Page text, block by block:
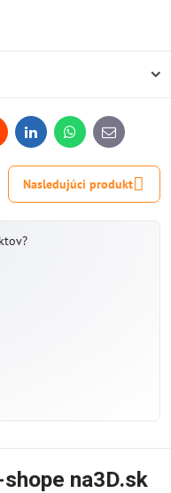
LinkedInWhatsApp
E-
mail
Nasledujúci produkt
na3D.sk